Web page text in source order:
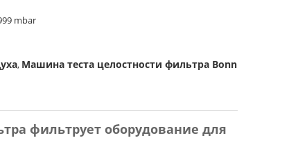
mbar
, Машина теста целостности фильтра Bonnin
фильтрует оборудование для